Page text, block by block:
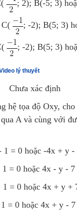
; 2); B(-5; 3)
; -2); B(5; 3)
; -2); B(5; 3)
lý thuyết
Chưa xác định
hệ tọa độ Oxy,
A và cùng với
1 = 0 hoặc -4x + y -
= 0 hoặc 4x - y - 7
= 0 hoặc 4x + y +
= 0 hoặc 4x + y -